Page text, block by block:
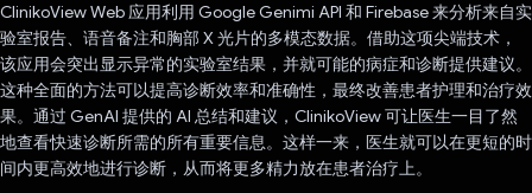
ClinikoView Web 应用利用 Google Genimi API 和 Firebase 来分析来自实
验室报告、语音备注和胸部 X 光片的多模态数据。借助这项尖端技术，
该应用会突出显示异常的实验室结果，并就可能的病症和诊断提供建议。
这种全面的方法可以提高诊断效率和准确性，最终改善患者护理和治疗效
果。通过 GenAI 提供的 AI 总结和建议，ClinikoView 可让医生一目了然
地查看快速诊断所需的所有重要信息。这样一来，医生就可以在更短的时
间内更高效地进行诊断，从而将更多精力放在患者治疗上。